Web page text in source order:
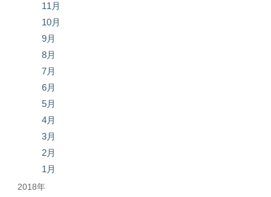
11月
10月
9月
8月
7月
6月
5月
4月
3月
2月
1月
2018年